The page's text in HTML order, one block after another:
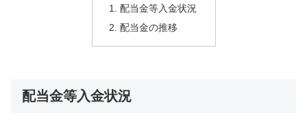
配当金等入金状況
配当金の推移
配当金等入金状況